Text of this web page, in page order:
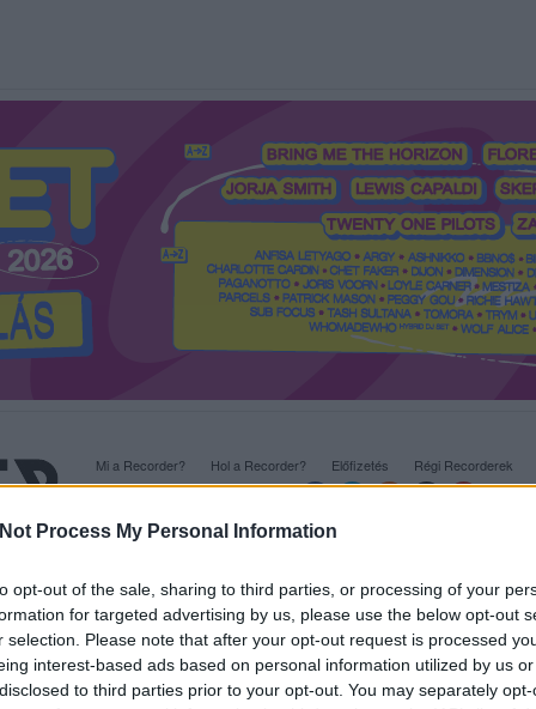
Process My Personal Information
opt-out of the sale, sharing to third parties, or processing of your
for targeted advertising by us, please use the below opt-out
selection. Please note that after your opt-out request is processed
interest-based ads based on personal information utilized by us
to third parties prior to your opt-out. You may separately
Interjú Lemezkritika Filmkritika Kultsarok
Mi a Recorder? Hol a Recorder? Előfizetés Régi Recorderek
PODCASTJAI ITT!
FRISS MAGYAR ZENÉK HETENTE!
HAZAI LEMEZEK.
HÁTTÉRBEN IS KÖZÉPPONTBAN.